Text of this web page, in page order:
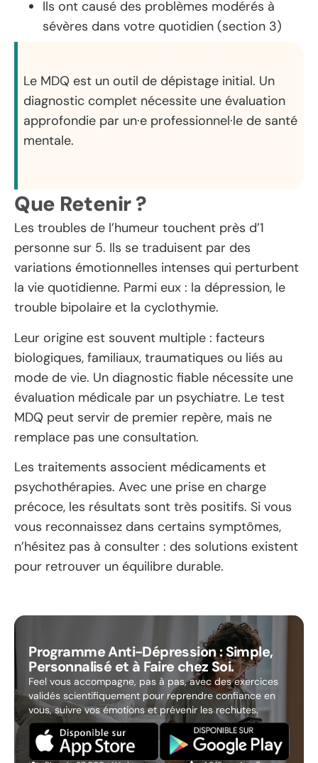
Ils ont causé des problèmes modérés à
sévères dans votre quotidien (section 3)
Le MDQ est un outil de dépistage initial. Un
diagnostic complet nécessite une évaluation
approfondie par un·e professionnel·le de santé
mentale.
Que Retenir ?
Les troubles de l’humeur touchent près d’1
personne sur 5. Ils se traduisent par des
variations émotionnelles intenses qui perturbent
la vie quotidienne. Parmi eux : la dépression, le
trouble bipolaire et la cyclothymie.
Leur origine est souvent multiple : facteurs
biologiques, familiaux, traumatiques ou liés au
mode de vie. Un diagnostic fiable nécessite une
évaluation médicale par un psychiatre. Le test
MDQ peut servir de premier repère, mais ne
remplace pas une consultation.
Les traitements associent médicaments et
psychothérapies. Avec une prise en charge
précoce, les résultats sont très positifs. Si vous
vous reconnaissez dans certains symptômes,
n’hésitez pas à consulter : des solutions existent
pour retrouver un équilibre durable.
Programme Anti-Dépression : Simple,
Personnalisé et à Faire chez Soi.
Feel vous accompagne, pas à pas, avec des exercices
validés scientifiquement pour reprendre confiance en
vous, suivre vos émotions et prévenir les rechutes.